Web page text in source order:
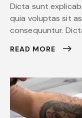
Dicta sunt
quia voluptas sit
consequuntur.
READ MORE